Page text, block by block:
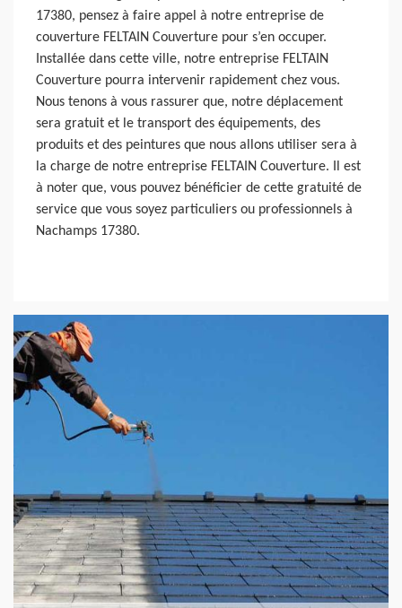
17380, pensez à faire appel à notre entreprise de
couverture FELTAIN Couverture pour s’en occuper.
Installée dans cette ville, notre entreprise FELTAIN
Couverture pourra intervenir rapidement chez vous.
Nous tenons à vous rassurer que, notre déplacement
sera gratuit et le transport des équipements, des
produits et des peintures que nous allons utiliser sera à
la charge de notre entreprise FELTAIN Couverture. Il est
à noter que, vous pouvez bénéficier de cette gratuité de
service que vous soyez particuliers ou professionnels à
Nachamps 17380.